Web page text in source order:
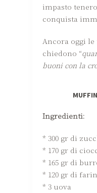
impasto
conquista
Ancora oggi
chiedono “
buoni con la
Ingredienti:
* 300 gr di
* 170 gr di
* 165 gr di
* 120 gr di
* 3 uova